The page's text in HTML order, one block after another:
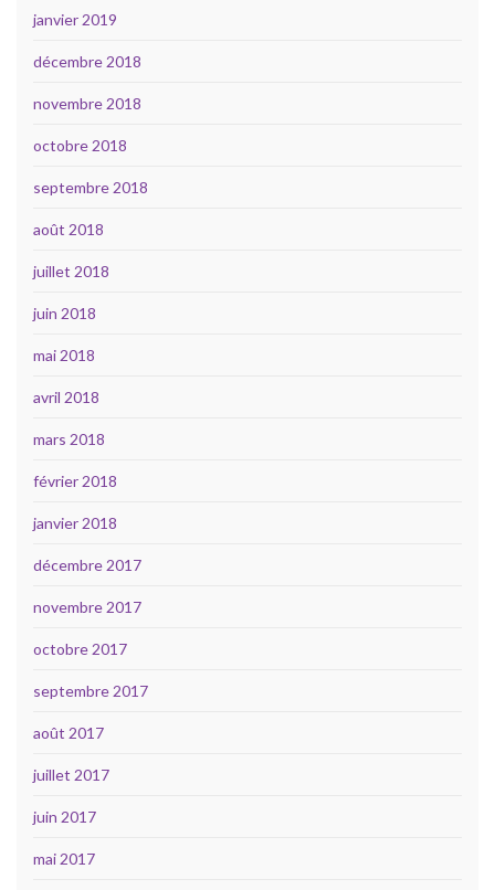
janvier 2019
décembre 2018
novembre 2018
octobre 2018
septembre 2018
août 2018
juillet 2018
juin 2018
mai 2018
avril 2018
mars 2018
février 2018
janvier 2018
décembre 2017
novembre 2017
octobre 2017
septembre 2017
août 2017
juillet 2017
juin 2017
mai 2017